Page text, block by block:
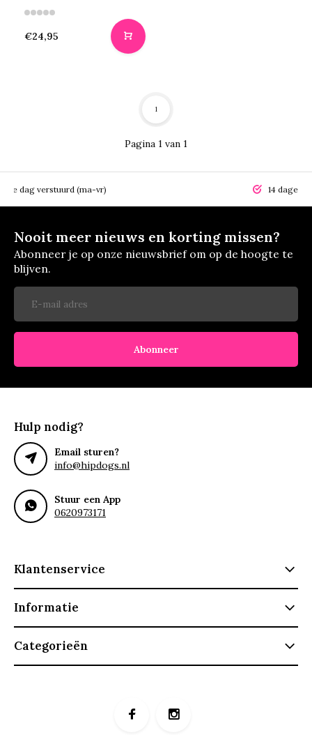
€24,95
Pagina 1 van 1
1
dag verstuurd (ma-vr) 14 dagen
Nooit meer nieuws en korting missen?
Abonneer je op onze nieuwsbrief om op de hoogte te
blijven.
Abonneer
Hulp nodig?
Email sturen?
info@hipdogs.nl
Stuur een App
0620973171
Klantenservice
Informatie
Categorieën